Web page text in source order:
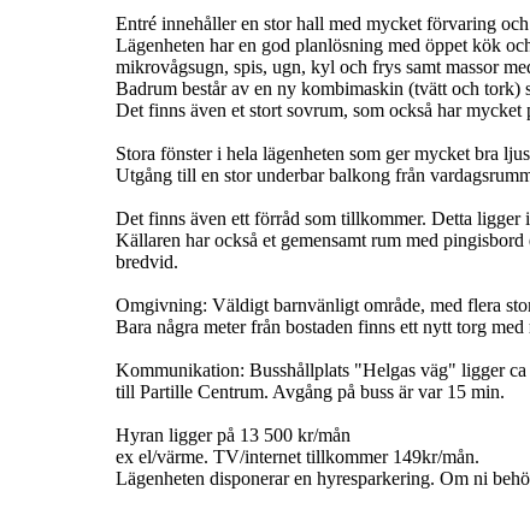
Entré innehåller en stor hall med mycket förvaring
Lägenheten har en god planlösning med öppet kök
mikrovågsugn, spis, ugn, kyl och frys samt massor
Badrum består av en ny kombimaskin (tvätt och tork)
Det finns även et stort sovrum, som också har
Stora fönster i hela lägenheten som ger mycket bra
Utgång till en stor underbar balkong från
Det finns även ett förråd som tillkommer. Detta ligger
Källaren har också et gemensamt rum med
bredvid.
Omgivning: Väldigt barnvänligt område, med flera
Bara några meter från bostaden finns ett nytt torg
Kommunikation: Busshållplats "Helgas väg" ligger
till Partille Centrum. Avgång på buss är var 15 min.
Hyran ligger på 13 500 kr/mån
ex el/värme. TV/internet tillkommer 149kr/mån.
Lägenheten disponerar en hyresparkering. Om ni